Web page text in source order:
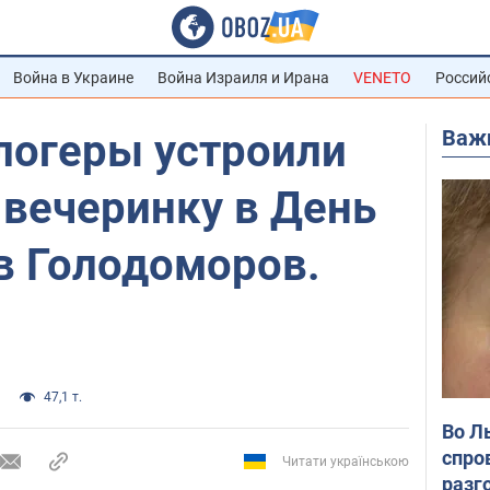
Война в Украине Война Израиля и Ирана VENETO
устроили
в День
Голодоморов.
47,1 т.
Читати українською
Во